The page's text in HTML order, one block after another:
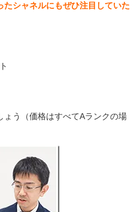
たシャネルにもぜひ注目していた
ょう（価格はすべてAランクの場